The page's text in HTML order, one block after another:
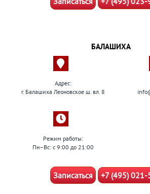
БАЛАШИХА
Адрес:
г. Балашиха Леоновское ш. вл. 8
Режим работы:
Пн–Вс: с 9:00 до 21:00
Записаться +7 (495)